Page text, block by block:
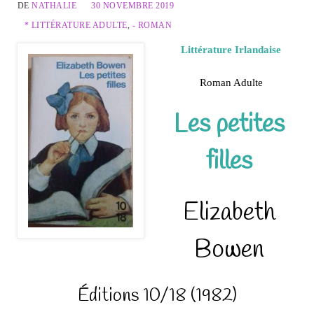
DENATHALIE
30 NOVEMBRE 2019
* LITTÉRATURE ADULTE, - ROMAN
Littérature Irlandaise
Roman Adulte
Les petites
filles
Elizabeth
Bowen
Éditions 10/18 (1982)